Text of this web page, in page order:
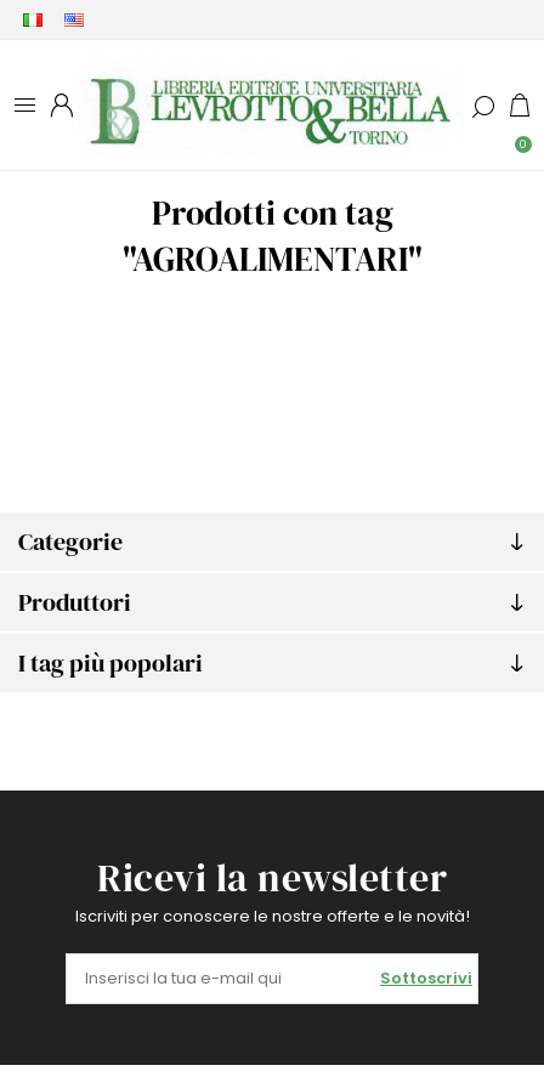
0
Categorie
Produttori
I tag più popolari
Prodotti con tag
"AGROALIMENTARI"
Ricevi la newsletter
Iscriviti per conoscere le nostre offerte e le novità!
Sottoscrivi